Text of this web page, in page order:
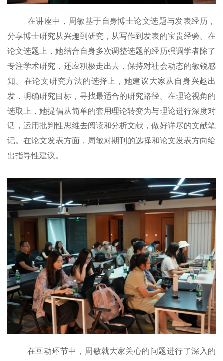
在讲座中，周敏基于自身博士论文选题与发表经历，
分享博士研究从兴趣到研究，从写作到发表的宝贵经验。在
论文选题上，她结合自身多次调整选题的经历强调学者除了
专注学术研究，还应积极走出去，保持对社会动态的敏锐感
知。在论文研究方法的选择上， 她建议大家从自身兴趣出
发，明确研究目标，寻找最适合的研究路径。在理论视角的
选取上，她提倡从简单的套用理论转变为与理论进行深度对
话，运用批判性思维去阅读和分析文献，做好详尽的文献笔
记。在论文发表方面， 周敏对期刊 的选择和论文发表方向给
出指导性建议。
在互动环节中， 周敏就大家关心的问题进行了深入的